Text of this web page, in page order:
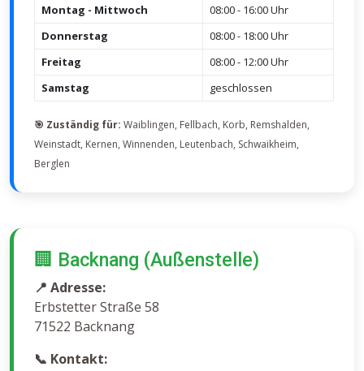
Montag - Mittwoch
08:00 - 16:00 Uhr
Donnerstag
08:00 - 18:00 Uhr
Freitag
08:00 - 12:00 Uhr
Samstag
geschlossen
🎯 Zuständig für: Waiblingen, Fellbach, Korb, Remshalden,
Weinstadt, Kernen, Winnenden, Leutenbach, Schwaikheim,
Berglen
🏢 Backnang (Außenstelle)
📍 Adresse:
Erbstetter Straße 58
71522 Backnang
📞 Kontakt: